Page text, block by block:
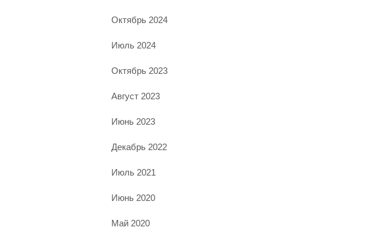
Октябрь 2024
Июль 2024
Октябрь 2023
Август 2023
Июнь 2023
Декабрь 2022
Июль 2021
Июнь 2020
Май 2020